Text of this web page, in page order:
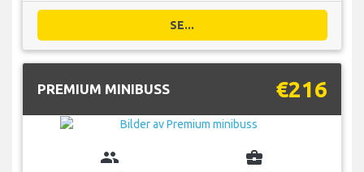
SE...
PREMIUM MINIBUSS €216
group business_center